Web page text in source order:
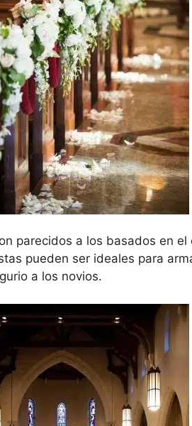
parecidos a los basados en el
pueden ser ideales para
a los novios.